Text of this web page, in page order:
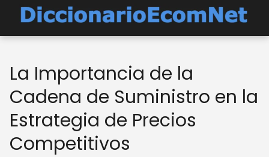
La Importancia de la
Cadena de Suministro en la
Estrategia de Precios
Competitivos